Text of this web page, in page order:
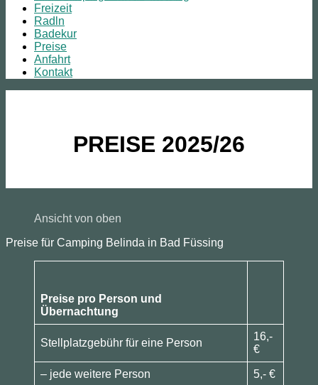
Freizeit
Radln
Badekur
Preise
Anfahrt
Kontakt
PREISE 2025/26
Ansicht von oben
Preise für Camping Belinda in Bad Füssing
Preise pro Person und
Übernachtung
Stellplatzgebühr für eine Person
16,-
€
– jede weitere Person 5,- €